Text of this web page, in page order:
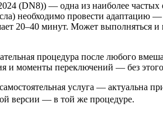
(DN8)) — одна из наиболее
необходимо провести адаптацию
20–40 минут. Может выполняться
процедура после любого
и моменты переключений — без этого
услуга — актуальна
версии — в той же процедуре.